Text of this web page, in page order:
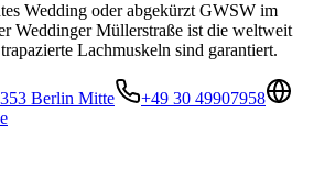
Wedding oder abgekürzt GWSW im
Weddinger Müllerstraße ist die weltweit
Lachmuskeln sind garantiert.
Berlin Mitte
+49 30 49907958